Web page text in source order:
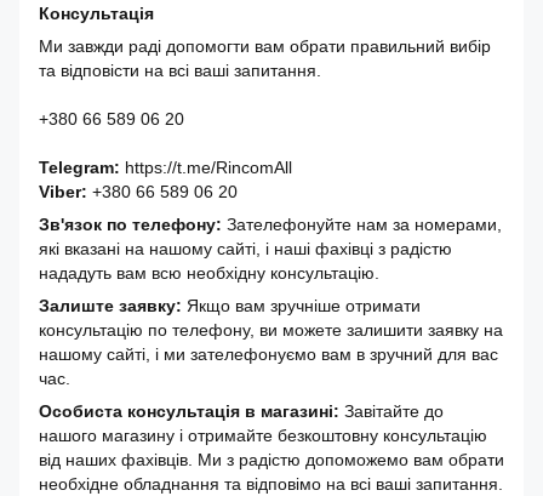
Консультація
Ми завжди раді допомогти вам обрати правильний вибір
та відповісти на всі ваші запитання.
+380 66 589 06 20
Telegram: https://t.me/RincomAll
Viber: +380 66 589 06 20
Зв'язок по телефону: Зателефонуйте нам за номерами,
які вказані на нашому сайті, і наші фахівці з радістю
нададуть вам всю необхідну консультацію.
Залиште заявку: Якщо вам зручніше отримати
консультацію по телефону, ви можете залишити заявку на
нашому сайті, і ми зателефонуємо вам в зручний для вас
час.
Особиста консультація в магазині: Завітайте до
нашого магазину і отримайте безкоштовну консультацію
від наших фахівців. Ми з радістю допоможемо вам обрати
необхідне обладнання та відповімо на всі ваші запитання.